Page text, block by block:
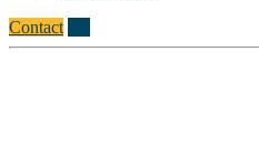
Contact